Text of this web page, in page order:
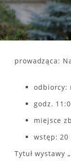
prowadząca:
odbiorcy:
godz.
miejsce
wstęp: 20
Tytuł wystawy